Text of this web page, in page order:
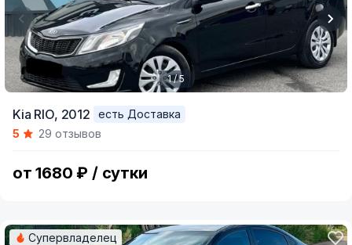
of
1 / 5
Kia RIO, 2012
есть Доставка
5
29 отзывов
от 1680 ₽ / сутки
Супервладелец